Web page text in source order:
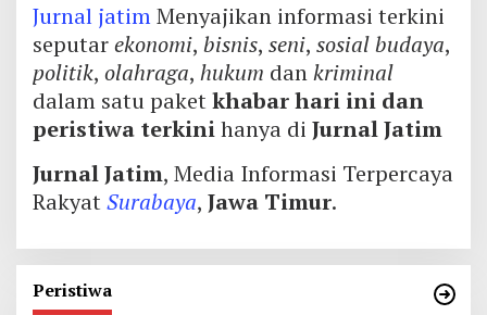
Jurnal jatimMenyajikan informasi terkini
seputarekonomi, bisnis, seni, sosial budaya,
politik, olahraga, hukum dankriminal
dalam satu paketkhabar hari ini dan
peristiwa terkinihanya di Jurnal Jatim
Jurnal Jatim, Media Informasi Terpercaya
RakyatSurabaya, Jawa Timur.
Peristiwa